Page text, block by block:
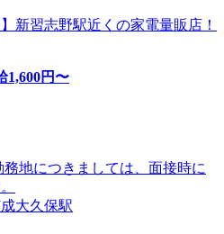
新習志野駅近くの家電量販店！
1,600円〜
地につきましては、面接時に
大久保駅